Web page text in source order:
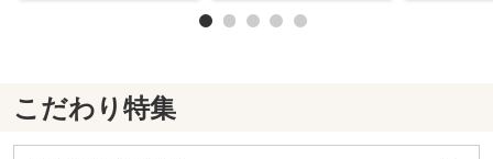
こだわり特集